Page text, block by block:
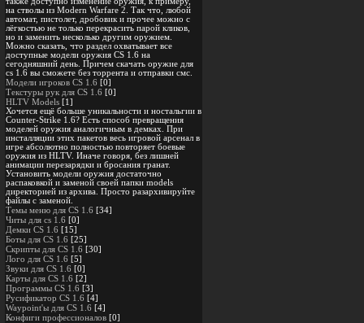
на стволы из Modern Warfare 2. Так что, любой
автомат, пистолет, дробовик и прочее можно с
лёгкостью не только перекрасить парой кликов,
но и заменить несколько другим оружием.
Можно сказать, что раздел охватывает все
доступные модели оружия CS 1.6 на
сегодняшний день. Причем скачать оружие для
cs 1.6 вы сможете без торрента и отправки смс.
Модели игроков CS 1.6 [0]
Текстуры рук для CS 1.6 [0]
HLTV Models [1]
Хочется ещё больше уникальности и ностальгии в
Counter-Strike 1.6? Есть способ превращения
моделей оружия аналогичным в демках. При
инсталляции этих пакетов весь игровой арсенал в
игре абсолютно полностью повторяет боевые
оружия из HLTV. Иначе говоря, без лишней
анимации перезарядки и бросания гранат.
Установить модели оружия достаточно
распаковкой и заменой своей папки models
директорией из архива. Просто разархивируйте
файлы с заменой.
Темы меню для CS 1.6 [34]
Читы для cs 1.6 [0]
Демки CS 1.6 [15]
Боты для CS 1.6 [25]
Скрипты для CS 1.6 [30]
Лого для CS 1.6 [5]
Звуки для CS 1.6 [0]
Карты для CS 1.6 [2]
Программы CS 1.6 [3]
Русификатор CS 1.6 [4]
Waypoint'ы для CS 1.6 [4]
Конфиги профессионалов [0]